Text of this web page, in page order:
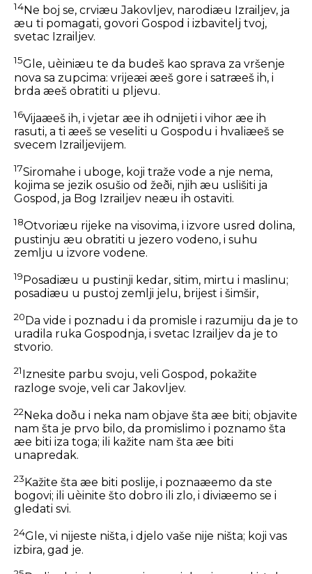
14Ne boj se, crviæu Jakovljev, narodiæu Izrailjev, ja
æu ti pomagati, govori Gospod i izbavitelj tvoj,
svetac Izrailjev.
15Gle, uèiniæu te da budeš kao sprava za vršenje
nova sa zupcima: vrijeæi æeš gore i satræeš ih, i
brda æeš obratiti u pljevu.
16Vijaæeš ih, i vjetar æe ih odnijeti i vihor æe ih
rasuti, a ti æeš se veseliti u Gospodu i hvaliæeš se
svecem Izrailjevijem.
17Siromahe i uboge, koji traže vode a nje nema,
kojima se jezik osušio od žeði, njih æu uslišiti ja
Gospod, ja Bog Izrailjev neæu ih ostaviti.
18Otvoriæu rijeke na visovima, i izvore usred dolina,
pustinju æu obratiti u jezero vodeno, i suhu
zemlju u izvore vodene.
19Posadiæu u pustinji kedar, sitim, mirtu i maslinu;
posadiæu u pustoj zemlji jelu, brijest i šimšir,
20 Da vide i poznadu i da promisle i razumiju da je to
uradila ruka Gospodnja, i svetac Izrailjev da je to
stvorio.
21 Iznesite parbu svoju, veli Gospod, pokažite
razloge svoje, veli car Jakovljev.
22Neka doðu i neka nam objave šta æe biti; objavite
nam šta je prvo bilo, da promislimo i poznamo šta
æe biti iza toga; ili kažite nam šta æe biti
unapredak.
23 Kažite šta æe biti poslije, i poznaæemo da ste
bogovi; ili uèinite što dobro ili zlo, i diviæemo se i
gledati svi.
24Gle, vi nijeste ništa, i djelo vaše nije ništa; koji vas
izbira, gad je.